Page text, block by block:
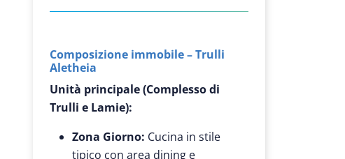
Composizione immobile – Trulli
Aletheia
Unità principale (Complesso di
Trulli e Lamie):
Zona Giorno: Cucina in stile
tipico con area dining e